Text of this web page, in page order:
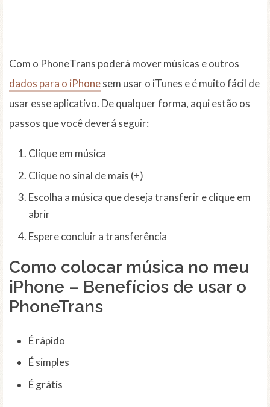
Com o PhoneTrans poderá mover músicas e outros
dados para o iPhonesem usar o iTunes e é muito fácil de
usar esse aplicativo. De qualquer forma, aqui estão os
passos que você deverá seguir:
Clique em música
Clique no sinal de mais (+)
Escolha a música que deseja transferir e clique em
abrir
Espere concluir a transferência
Como colocar música no meu
iPhone – Benefícios de usar o
PhoneTrans
É rápido
É simples
É grátis